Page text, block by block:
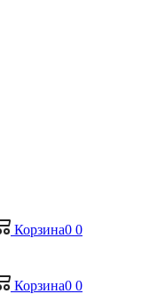
Корзина0 0
Корзина0 0